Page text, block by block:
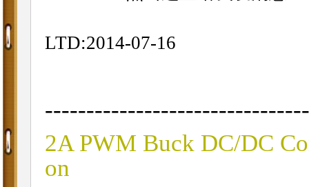
LTD:2014-07-16
2A PWM Buck DC/DC
on